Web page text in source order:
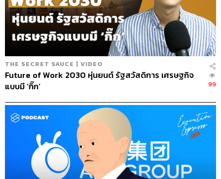
THE SECRET SAUCE | VIDEO
Future of Work 2030 หุ่นยนต์ รัฐสวัสดิการ เศรษฐกิจ
แบบมี ‘กิ๊ก’
99